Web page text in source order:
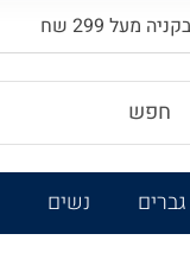
מעל 299 שח
גברים נשים